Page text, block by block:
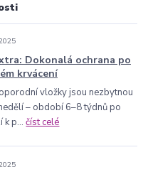
Dokonalá ochrana po
krvácení
vložky jsou nezbytnou
– období 6–8 týdnů po
k p...číst celé